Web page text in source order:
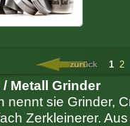
1 2
/ Metall Grinder
nennt sie Grinder,
Zerkleinerer.